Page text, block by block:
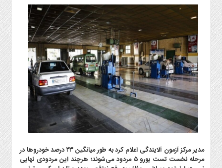
و
شهری
گاز
و
پتروشیمی
صنعت
و
خودرو
استارت
آپ
و
فن
مدیر مرکز آزمون آلایندگی اعلام کرد به طور میانگین ۲۳ درصد خودروها در
مرحله نخست تست یورو ۵ مردود می‌شوند؛ هرچند این مردودی نهایی